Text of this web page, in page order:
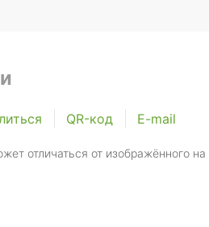
QR-код E-mail
отличаться от изображённого на